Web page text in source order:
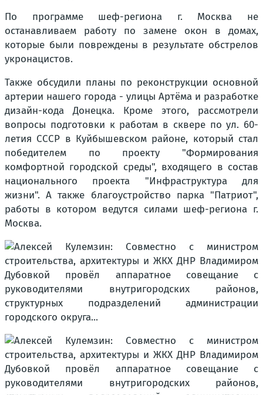
По программе шеф-региона г. Москва не
останавливаем работу по замене окон в домах,
которые были повреждены в результате обстрелов
укронацистов.
Также обсудили планы по реконструкции основной
артерии нашего города - улицы Артёма и разработке
дизайн-кода Донецка. Кроме этого, рассмотрели
вопросы подготовки к работам в сквере по ул. 60-
летия СССР в Куйбышевском районе, который стал
победителем по проекту "Формирования
комфортной городской среды", входящего в состав
национального проекта "Инфраструктура для
жизни". А также благоустройство парка "Патриот",
работы в котором ведутся силами шеф-региона г.
Москва.